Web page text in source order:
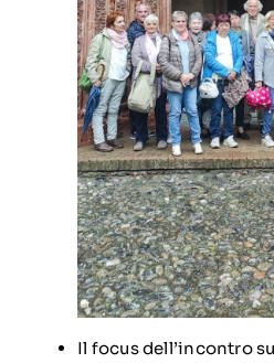
Il focus dell’incontro